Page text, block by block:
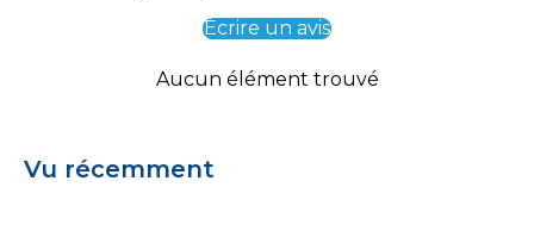
Écrire un avis
Aucun élément trouvé
Vu récemment